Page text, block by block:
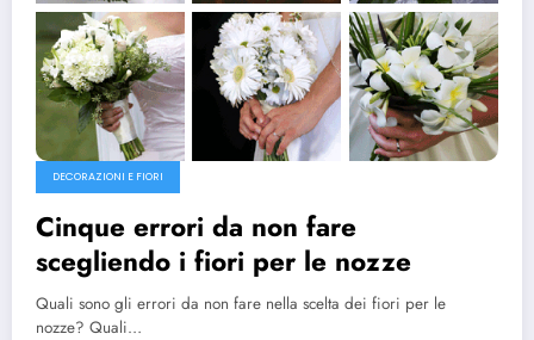
DECORAZIONI E FIORI
Cinque errori da non fare
scegliendo i fiori per le nozze
Quali sono gli errori da non fare nella scelta dei fiori per le
nozze? Quali…